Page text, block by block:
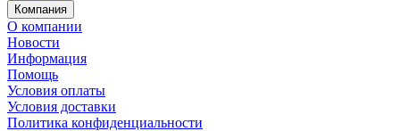
Компания
О компании
Новости
Информация
Помощь
Условия оплаты
Условия доставки
Политика конфиденциальности